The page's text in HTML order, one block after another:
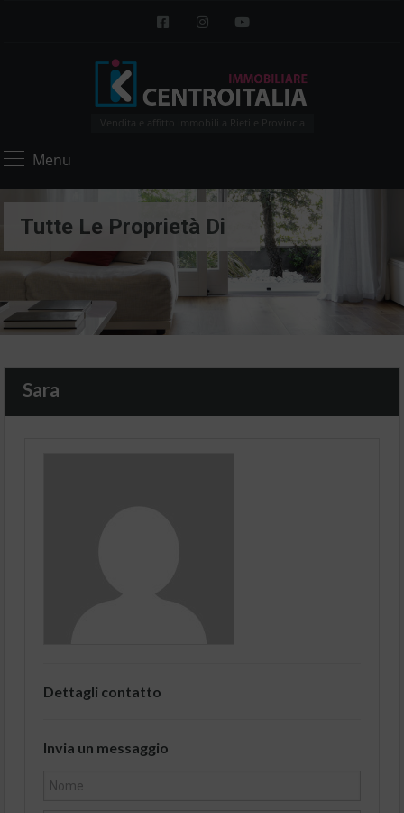
Vendita e affitto immobili a Rieti e Provincia
Menu
Tutte Le Proprietà Di
Sara
Dettagli contatto
Invia un messaggio